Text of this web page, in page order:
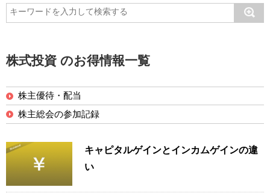
株式投資 のお得情報一覧
株主優待・配当
株主総会の参加記録
キャピタルゲインとインカムゲインの違
い